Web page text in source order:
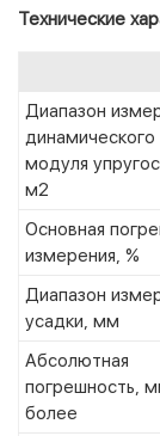
Технические
Диапазон
динамического
модуля
м2
Основная
измерения, %
Диапазон
усадки, мм
Абсолютная
погрешность,
более